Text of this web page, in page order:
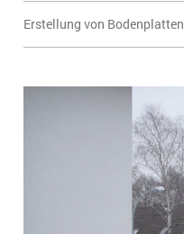
Erstellung von Bodenplatten